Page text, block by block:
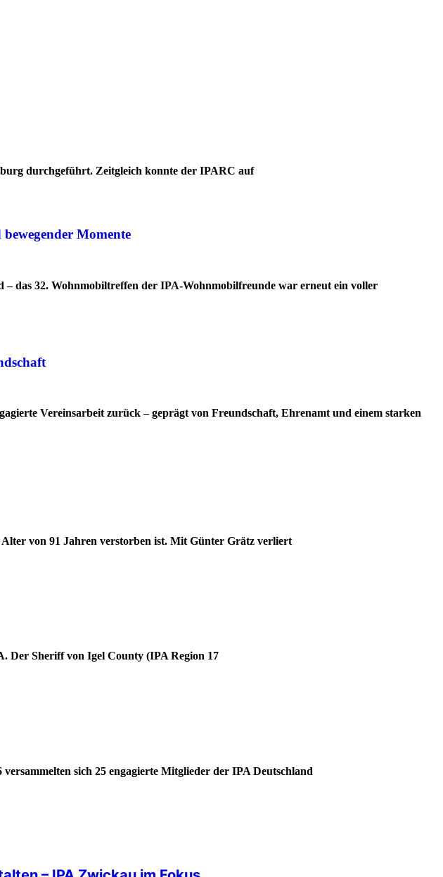
durchgeführt. Zeitgleich konnte der IPARC auf
Momente
– das 32. Wohnmobiltreffen der IPA-Wohnmobilfreunde war erneut ein voller
Vereinsarbeit zurück – geprägt von Freundschaft, Ehrenamt und einem starken
von 91 Jahren verstorben ist. Mit Günter Grätz verliert
Der Sheriff von Igel County (IPA Region 17
sich 25 engagierte Mitglieder der IPA Deutschland